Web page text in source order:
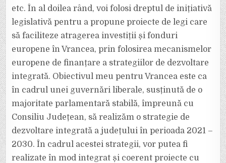
etc. În al doilea rând, voi folosi dreptul de inițiativă
legislativă pentru a propune proiecte de legi care
să faciliteze atragerea investiții și fonduri
europene în Vrancea, prin folosirea mecanismelor
europene de finanțare a strategiilor de dezvoltare
integrată. Obiectivul meu pentru Vrancea este ca
în cadrul unei guvernări liberale, susținută de o
majoritate parlamentară stabilă, împreună cu
Consiliu Județean, să realizăm o strategie de
dezvoltare integrată a județului în perioada 2021 –
2030. În cadrul acestei strategii, vor putea fi
realizate în mod integrat și coerent proiecte cu